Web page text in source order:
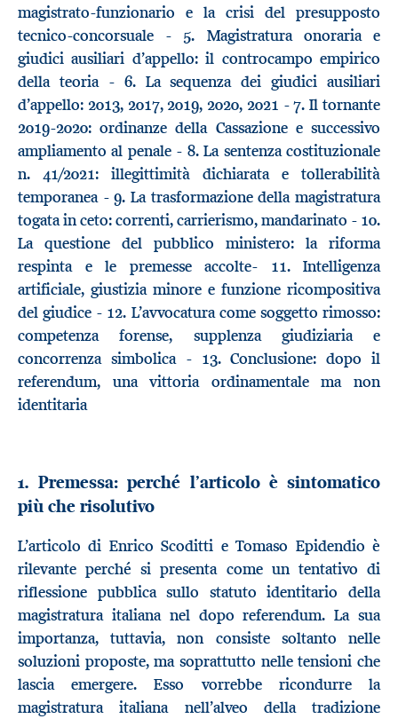
magistrato-funzionario e la crisi del presupposto
tecnico-concorsuale - 5. Magistratura onoraria e
giudici ausiliari d’appello: il controcampo empirico
della teoria - 6. La sequenza dei giudici ausiliari
d’appello: 2013, 2017, 2019, 2020, 2021 - 7. Il tornante
2019-2020: ordinanze della Cassazione e successivo
ampliamento al penale - 8. La sentenza costituzionale
n. 41/2021: illegittimità dichiarata e tollerabilità
temporanea - 9. La trasformazione della magistratura
togata in ceto: correnti, carrierismo, mandarinato - 10.
La questione del pubblico ministero: la riforma
respinta e le premesse accolte- 11. Intelligenza
artificiale, giustizia minore e funzione ricompositiva
del giudice - 12. L’avvocatura come soggetto rimosso:
competenza forense, supplenza giudiziaria e
concorrenza simbolica - 13. Conclusione: dopo il
referendum, una vittoria ordinamentale ma non
identitaria
1. Premessa: perché l’articolo è sintomatico
più che risolutivo
L’articolo di Enrico Scoditti e Tomaso Epidendio è
rilevante perché si presenta come un tentativo di
riflessione pubblica sullo statuto identitario della
magistratura italiana nel dopo referendum. La sua
importanza, tuttavia, non consiste soltanto nelle
soluzioni proposte, ma soprattutto nelle tensioni che
lascia emergere. Esso vorrebbe ricondurre la
magistratura italiana nell’alveo della tradizione